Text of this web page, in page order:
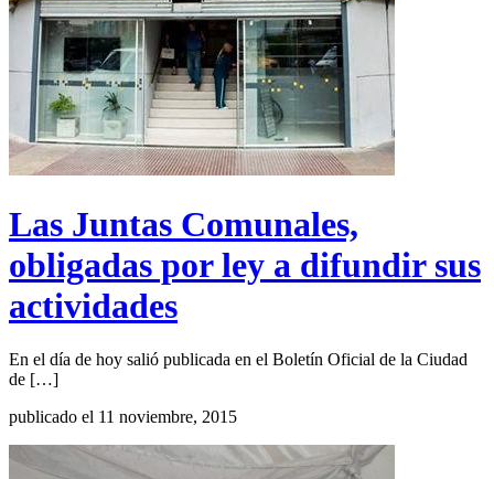
Las Juntas Comunales,
obligadas por ley a difundir sus
actividades
En el día de hoy salió publicada en el Boletín Oficial de la Ciudad
de […]
publicado el 11 noviembre, 2015